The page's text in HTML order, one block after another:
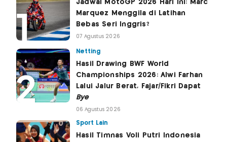
Jadwal MotoGP 2026 Hari Ini: Marc
Marquez Menggila di Latihan
Bebas Seri Inggris?
07 Agustus 2026
Netting
Hasil Drawing BWF World
Championships 2026: Alwi Farhan
Lalui Jalur Berat, Fajar/Fikri Dapat
Bye
06 Agustus 2026
Sport Lain
Hasil Timnas Voli Putri Indonesia